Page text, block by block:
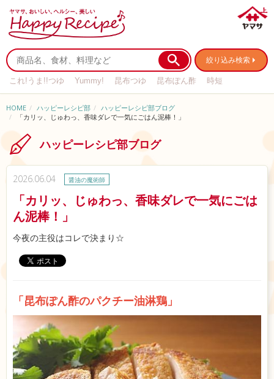
絞り込み検索
これ!うま!!つゆ Yummy! 昆布つゆ 昆布ぽん酢
時短
HOME
ハッピーレシピ部
ハッピーレシピ部ブログ
「カリッ、じゅわっ、香味ダレで一気にごはん泥棒！」
ハッピーレシピ部ブログ
2026.06.04 醤油の魔術師
「カリッ、じゅわっ、香味ダレで一気にごは
ん泥棒！」
今夜の主役はコレで決まり☆
「昆布ぽん酢のパクチー油淋鶏」